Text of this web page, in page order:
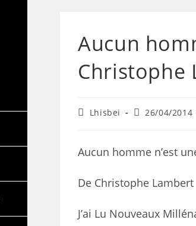
Aucun
Christophe
Lhisbei 26/04/2014
Aucun homme n’est
De Christophe Lambert
J’ai Lu Nouveaux